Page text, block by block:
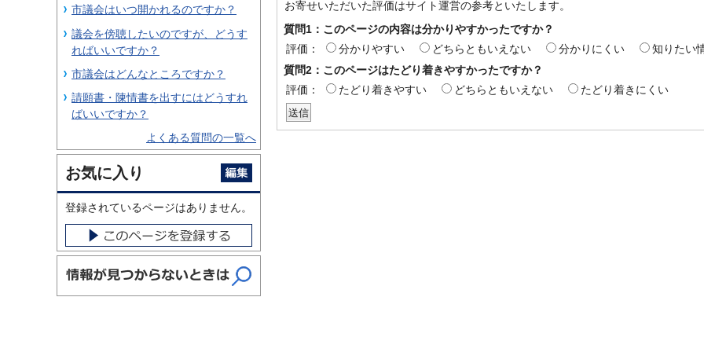
お寄せいただいた評価はサイト運営の参考といたします。
質問1：このページの内容は分かりやすかったですか？
評価：
分かりやすい どちらともいえない 分かりにくい
知りたい
質問2：このページはたどり着きやすかったですか？
評価：
たどり着きやすい どちらともいえない たどり着きにくい
市議会はいつ開かれるのですか？
議会を傍聴したいのですが、どうす
ればいいですか？
市議会はどんなところですか？
請願書・陳情書を出すにはどうすれ
ばいいですか？
よくある質問の一覧へ
お気に入り
登録されているページはありません。